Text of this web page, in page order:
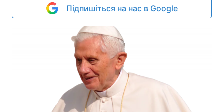
Підпишіться на нас в Google